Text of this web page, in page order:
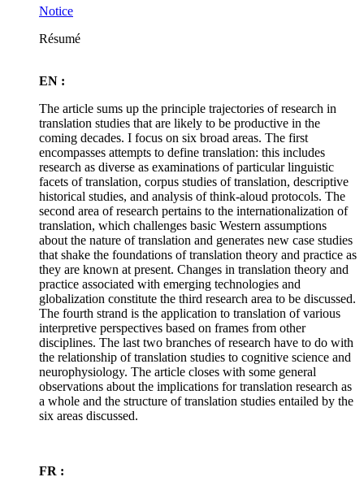
Notice
Résumé
EN :
The article sums up the principle trajectories of research in
translation studies that are likely to be productive in the
coming decades. I focus on six broad areas. The first
encompasses attempts to define translation: this includes
research as diverse as examinations of particular linguistic
facets of translation, corpus studies of translation, descriptive
historical studies, and analysis of think-aloud protocols. The
second area of research pertains to the internationalization of
translation, which challenges basic Western assumptions
about the nature of translation and generates new case studies
that shake the foundations of translation theory and practice as
they are known at present. Changes in translation theory and
practice associated with emerging technologies and
globalization constitute the third research area to be discussed.
The fourth strand is the application to translation of various
interpretive perspectives based on frames from other
disciplines. The last two branches of research have to do with
the relationship of translation studies to cognitive science and
neurophysiology. The article closes with some general
observations about the implications for translation research as
a whole and the structure of translation studies entailed by the
six areas discussed.
FR :